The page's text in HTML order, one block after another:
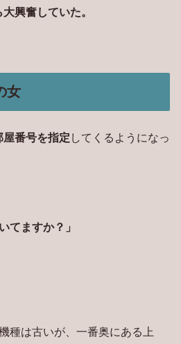
興奮していた。
女
屋番号を指定 してくるようになっ
てますか？」
種は古いが、一番奥にある上